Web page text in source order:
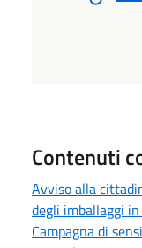
Contenuti
Avviso alla
degli imballaggi
Campagna di